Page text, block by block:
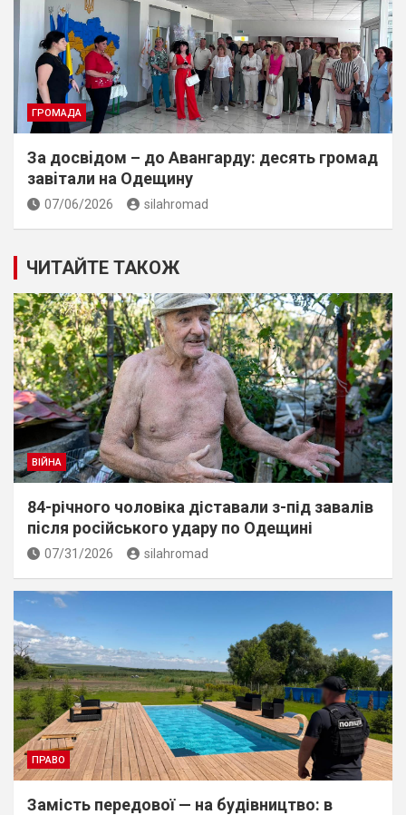
ГРОМАДА
За досвiдом – до Авангарду: десять громад
завiтали на Одещину
07/06/2026 silahromad
ЧИТАЙТЕ ТАКОЖ
ВІЙНА
84-річного чоловіка діставали з-під завалів
пiсля росiйського удару по Одещині
07/31/2026 silahromad
ПРАВО
Замість передової — на будівництво: в